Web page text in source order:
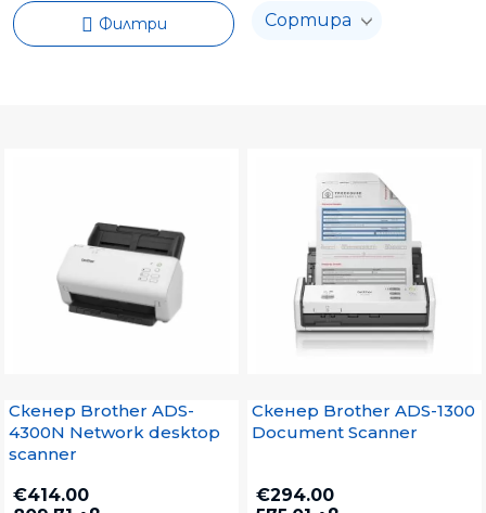
Филтри
Скенер Brother ADS-
4300N Network desktop
scanner
€414.00
Скенер Brother ADS-1300
Document Scanner
€294.00